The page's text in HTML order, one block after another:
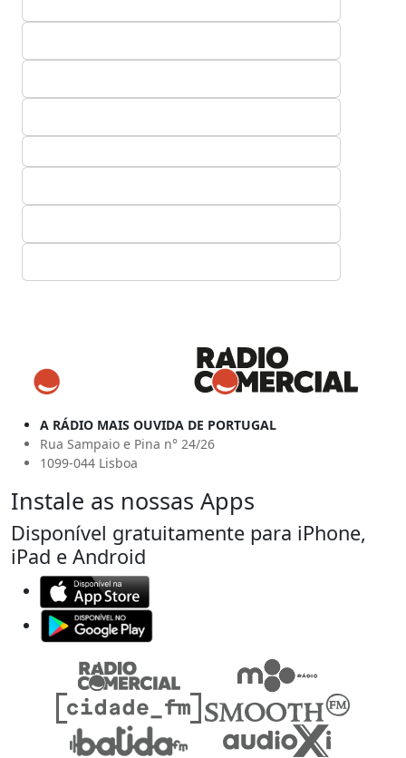
A RÁDIO MAIS OUVIDA DE PORTUGAL
Rua Sampaio e Pina n° 24/26
1099-044 Lisboa
Instale as nossas Apps
Disponível gratuitamente para iPhone,
iPad e Android